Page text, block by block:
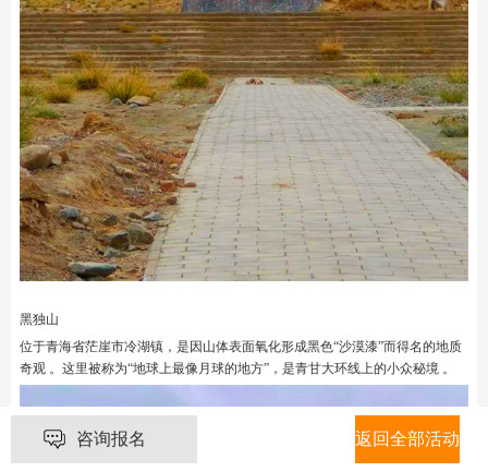
‌黑独山
位于青海省茫崖市冷湖镇‌，是因山体表面氧化形成黑色“沙漠漆”而得名的地质
奇观 。这里被称为“地球上最像月球的地方”，是青甘大环线上的小众秘境 。
咨询报名 返回全部活动